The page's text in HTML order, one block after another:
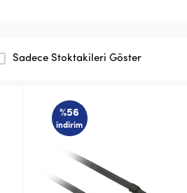
Sadece Stoktakileri Göster
%56
indirim